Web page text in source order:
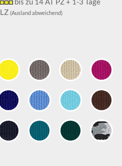
LZ(Ausland abweichend)